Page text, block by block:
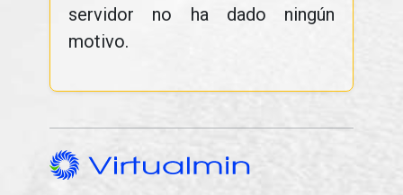
servidor no ha dado ningún
motivo.